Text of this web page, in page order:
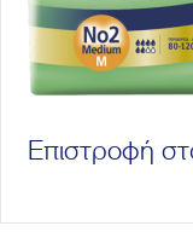
Επιστροφή